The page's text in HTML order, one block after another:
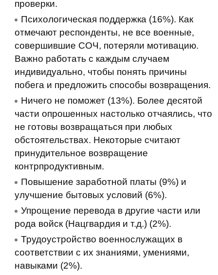
проверки.
Психологическая поддержка (16%). Как
отмечают респонденты, не все военные,
совершившие СОЧ, потеряли мотивацию.
Важно работать с каждым случаем
индивидуально, чтобы понять причины
побега и предложить способы возвращения.
Ничего не поможет (13%). Более десятой
части опрошенных настолько отчаялись, что
не готовы возвращаться при любых
обстоятельствах. Некоторые считают
принудительное возвращение
контрпродуктивным.
Повышение заработной платы (9%) и
улучшение бытовых условий (6%).
Упрощение перевода в другие части или
рода войск (Нацгвардия и т.д.) (2%).
Трудоустройство военнослужащих в
соответствии с их знаниями, умениями,
навыками (2%).